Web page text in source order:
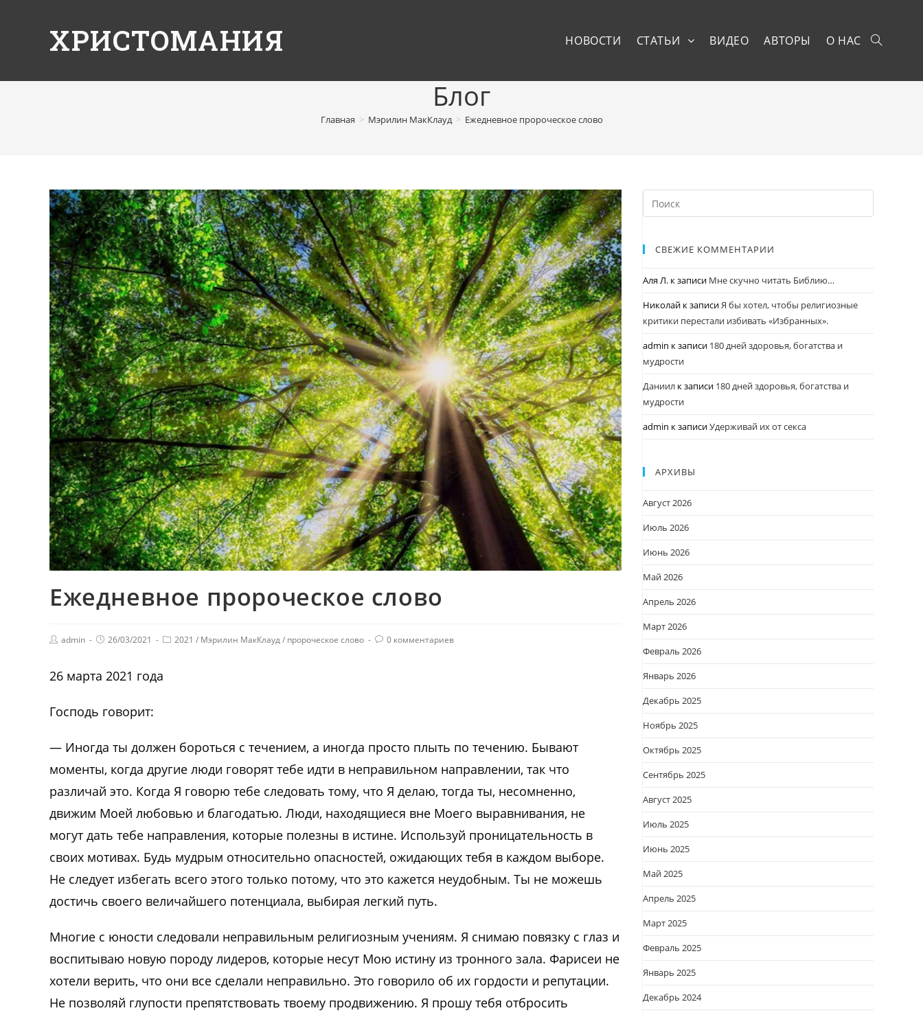
ХРИСТОМАНИЯ НОВОСТИ СТАТЬИ ВИДЕО АВТОРЫ О НАС
Блог
Главная > Мэрилин МакКлауд > Ежедневное пророческое слово
Ежедневное пророческое слово
admin 26/03/2021 2021 / Мэрилин МакКлауд/ пророческое слово 0 комментариев
26 марта 2021 года
Господь говорит:
— Иногда ты должен бороться с течением, а иногда просто плыть по течению. Бывают
моменты, когда другие люди говорят тебе идти в неправильном направлении, так что
различай это. Когда Я говорю тебе следовать тому, что Я делаю, тогда ты, несомненно,
движим Моей любовью и благодатью. Люди, находящиеся вне Моего выравнивания, не
могут дать тебе направления, которые полезны в истине. Используй проницательность в
своих мотивах. Будь мудрым относительно опасностей, ожидающих тебя в каждом выборе.
Не следует избегать всего этого только потому, что это кажется неудобным. Ты не можешь
достичь своего величайшего потенциала, выбирая легкий путь.
Многие с юности следовали неправильным религиозным учениям. Я снимаю повязку с глаз и
воспитываю новую породу лидеров, которые несут Мою истину из тронного зала. Фарисеи не
хотели верить, что они все сделали неправильно. Это говорило об их гордости и репутации.
Не позволяй глупости препятствовать твоему продвижению. Я прошу тебя отбросить
СВЕЖИЕ КОММЕНТАРИИ
Аля Л. к записи Мне скучно читать Библию…
Николай к записиЯ бы хотел, чтобы религиозные
критики перестали избивать «Избранных».
admin к записи 180 дней здоровья, богатства и
мудрости
Даниил к записи 180 дней здоровья, богатства и
мудрости
admin к записиУдерживай их от секса
АРХИВЫ
Август 2026
Июль 2026
Июнь 2026
Май 2026
Апрель 2026
Март 2026
Февраль 2026
Январь 2026
Декабрь 2025
Ноябрь 2025
Октябрь 2025
Сентябрь 2025
Август 2025
Июль 2025
Июнь 2025
Май 2025
Апрель 2025
Март 2025
Февраль 2025
Январь 2025
Декабрь 2024